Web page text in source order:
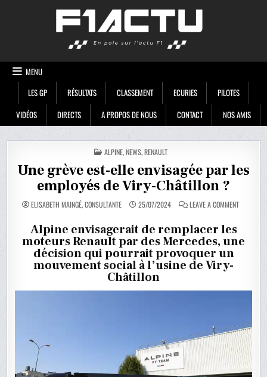
MENU
LES GP
RÉSULTATS CLASSEMENT ECURIES
PILOTES
VIDÉOS
DIRECTS A PROPOS DE NOUS CONTACT NOS AMIS
POSTED
IN
ALPINE,NEWS,RENAULT
Une grève est-elle envisagée par les
employés de Viry-Châtillon ?
ELISABETH MAINGÉ, CONSULTANTE 25/07/2024 LEAVE A COMMENTON
ENVISAGÉE
PAR
?
Alpine envisagerait de remplacer les
moteurs Renault par des Mercedes, une
décision qui pourrait provoquer un
mouvement social à l’usine de Viry-
Châtillon